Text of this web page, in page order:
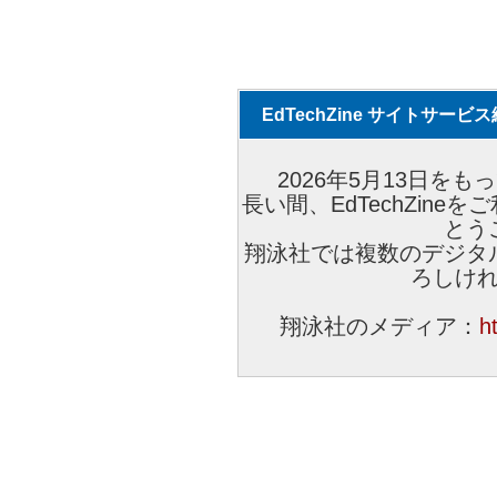
EdTechZine サイトサービス
2026年5月13日をも
長い間、EdTechZineを
とう
翔泳社では複数のデジ
ろしけ
翔泳社のメディア：